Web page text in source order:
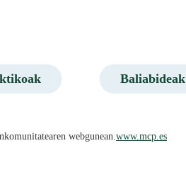
Baliabideak
webgunean.www.mcp.es